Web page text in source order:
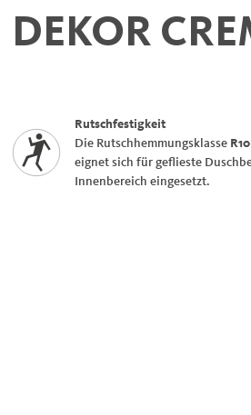
DEKOR
Rutschfestigkeit
Die Rutschhemmungsklasse
eignet sich für geflieste
Innenbereich eingesetzt.